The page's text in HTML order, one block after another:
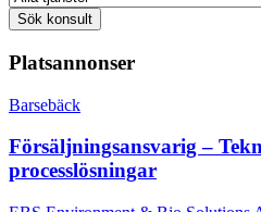
Platsannonser
Barsebäck
Försäljningsansvarig –
processlösningar